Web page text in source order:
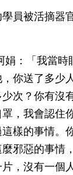
員被活摘器
娟：「我當時
你送了多少
次？你有沒
，我會認住
樣的事情。
邪惡的事情
，沒有一個